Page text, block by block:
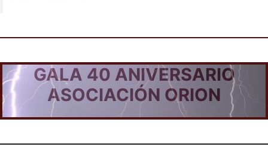
GALA 40 ANIVERSARIO
ASOCIACIÓN ORION